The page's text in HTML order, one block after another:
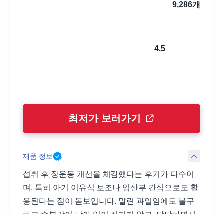
9,286개
4.5
최저가 보러가기
제품 정보
섭취 후 장운동 개선을 체감했다는 후기가 다수이
며, 특히 아기 이유식 보조나 임산부 간식으로도 활
용된다는 점이 돋보입니다. 말린 과일임에도 불구